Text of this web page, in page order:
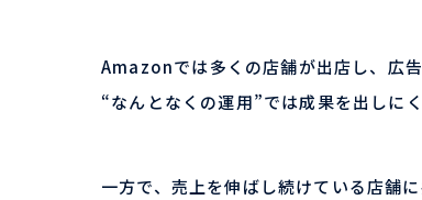
Amazonでは多くの店舗が出店し、広
“なんとなくの運用”では成果を出しに
一方で、売上を伸ばし続けている店舗に